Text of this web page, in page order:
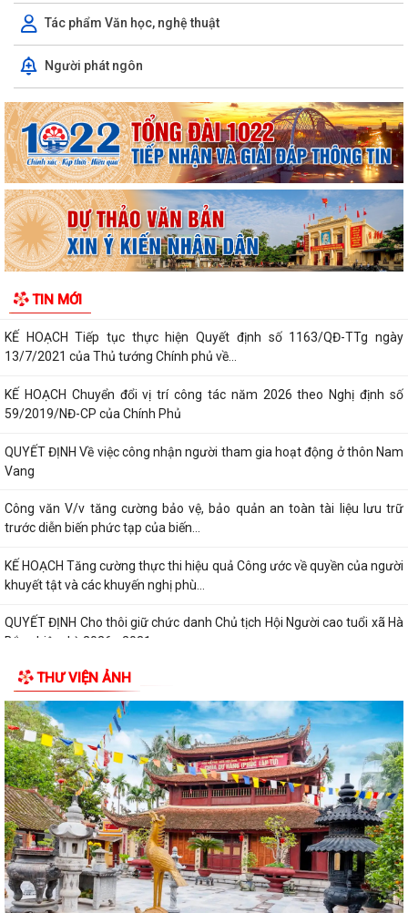
Tác phẩm Văn học, nghệ thuật
Người phát ngôn
TIN MỚI
hội viên phụ nữ trên địa bàn
Ban chỉ huy quân sự xã Hà Bắc tiếp nhận đơn xung phong tình nguyện
nhập ngũ năm 2027 của 4 công dân
Xã Hà Bắc: Bế mạc lớp bồi dưỡng kiến thức quốc phòng và an ninh đối
tượng 4 năm 2026.
KẾ HOẠCH Triển khai thực hiện chỉ tiêu phát triển người tham gia bảo
hiểm y tế năm 2026 và giai...
bàn xã Hà Bắc năm 2026
KẾ HOẠCH Tiếp tục thực hiện Quyết định số 1163/QĐ-TTg ngày
13/7/2021 của Thủ tướng Chính phủ về...
KẾ HOẠCH Chuyển đổi vị trí công tác năm 2026 theo Nghị định số
59/2019/NĐ-CP của Chính Phủ
QUYẾT ĐỊNH Về việc công nhận người tham gia hoạt động ở thôn Nam
Vang
Công văn V/v tăng cường bảo vệ, bảo quản an toàn tài liệu lưu trữ
trước diễn biến phức tạp của biến...
KẾ HOẠCH Tăng cường thực thi hiệu quả Công ước về quyền của người
khuyết tật và các khuyến nghị phù...
QUYẾT ĐỊNH Cho thôi giữ chức danh Chủ tịch Hội Người cao tuổi xã Hà
Bắc nhiệm kỳ 2026 - 2031
QUYẾT ĐỊNH Công nhận chức danh Chủ tịch Hội Người cao tuổi xã Hà
Bắc nhiệm kỳ 2026 - 2031
THÔNG BÁO KẾT LUẬN CỦA BAN THƯỜNG VỤ THÀNH ỦY về phương
án, kế hoạch sắp xếp các cơ sở giáo dục mầm...
QUYẾT ĐỊNH Về việc công nhận người tham gia hoạt động ở thôn Cổ
Chẩm 1
QUYẾT ĐỊNH Về việc công nhận người tham gia hoạt động ở thôn Cổ
Chẩm 2
TỜ TRÌNH Về việc bổ nhiệm và xếp lương đối với viên chức trúng tuyển
THƯ VIỆN ẢNH